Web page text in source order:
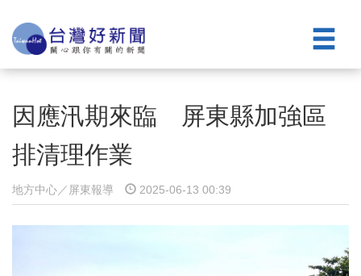
因應汛期來臨 屏東縣加強區
排清理作業
地方中心／屏東報導 2025-06-13 00:39